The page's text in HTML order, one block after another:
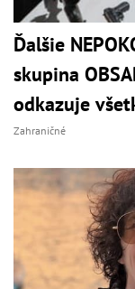
Ďalšie
skupina
odkazuje
Zahraničné